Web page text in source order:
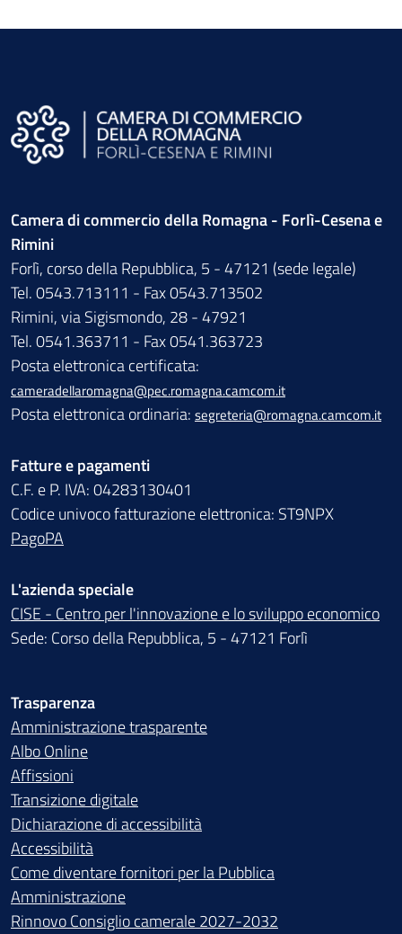
Camera di commercio della Romagna - Forlì-Cesena e
Rimini
Forlì, corso della Repubblica, 5 - 47121 (sede legale)
Tel. 0543.713111 - Fax 0543.713502
Rimini, via Sigismondo, 28 - 47921
Tel. 0541.363711 - Fax 0541.363723
Posta elettronica certificata:
cameradellaromagna@pec.romagna.camcom.it
Posta elettronica ordinaria: segreteria@romagna.camcom.it
Fatture e pagamenti
C.F. e P. IVA: 04283130401
Codice univoco fatturazione elettronica: ST9NPX
PagoPA
L'azienda speciale
CISE - Centro per l'innovazione e lo sviluppo economico
Sede: Corso della Repubblica, 5 - 47121 Forlì
Trasparenza
Amministrazione trasparente
Albo Online
Affissioni
Transizione digitale
Dichiarazione di accessibilità
Accessibilità
Come diventare fornitori per la Pubblica
Amministrazione
Rinnovo Consiglio camerale 2027-2032